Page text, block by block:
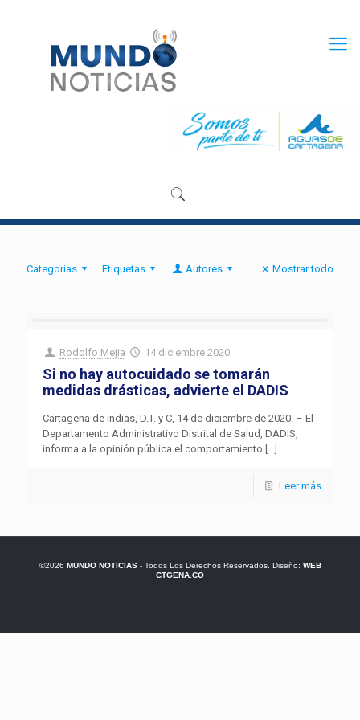
Categorias Etiquetas Autores Mostrar todo
Rodolfo Mejia 14 diciembre 2020
Si no hay autocuidado se tomarán
medidas drásticas, advierte el DADIS
Cartagena de Indias, D.T. y C, 14 de diciembre de 2020. – El
Departamento Administrativo Distrital de Salud, DADIS,
informa a la opinión pública el comportamiento […]
Leer más
©2026 MUNDO NOTICIAS- Todos Los Derechos Reservados. Diseño: WEB
CTGENA.CO